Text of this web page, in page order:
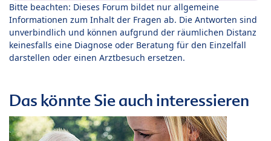
Bitte beachten: Dieses Forum bildet nur allgemeine
Informationen zum Inhalt der Fragen ab. Die Antworten sind
unverbindlich und können aufgrund der räumlichen Distanz
keinesfalls eine Diagnose oder Beratung für den Einzelfall
darstellen oder einen Arztbesuch ersetzen.
Das könnte Sie auch interessieren